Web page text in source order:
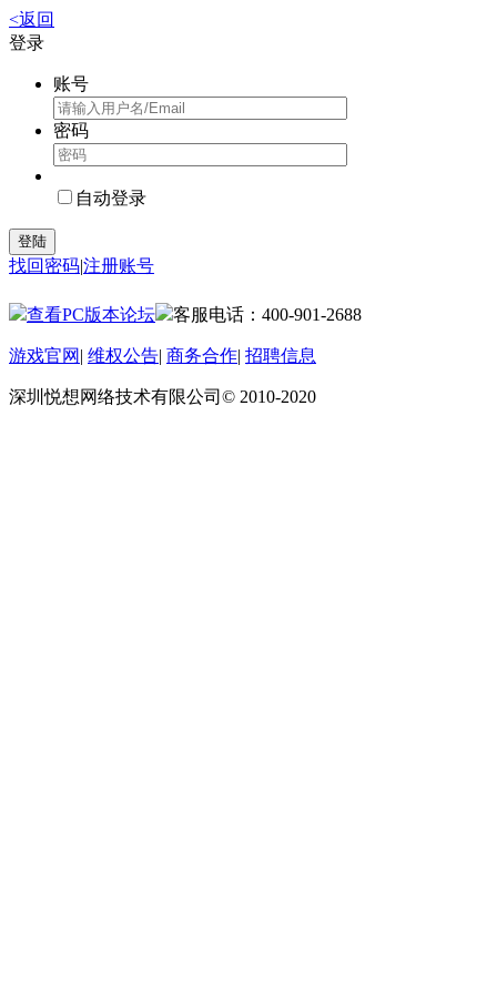
<返回
登录
账号
密码
自动登录
登陆
找回密码|注册账号
查看PC版本论坛 客服电话：400-901-2688
游戏官网 | 维权公告| 商务合作| 招聘信息
深圳悦想网络技术有限公司© 2010-2020